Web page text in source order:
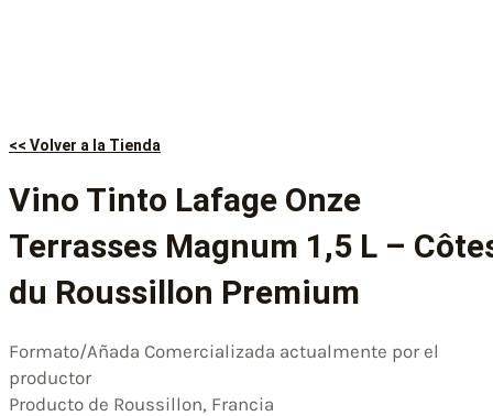
<< Volver a la Tienda
Vino Tinto Lafage Onze
Terrasses Magnum 1,5 L –
du Roussillon Premium
Formato/Añada Comercializada actualmente por el
productor
Producto de Roussillon, Francia